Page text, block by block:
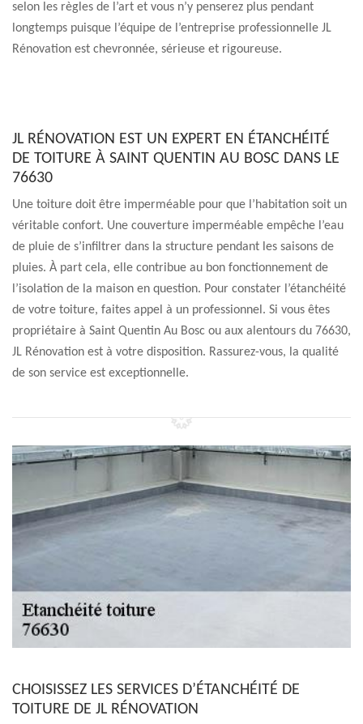
selon les règles de l’art et vous n’y penserez plus pendant
longtemps puisque l’équipe de l’entreprise professionnelle JL
Rénovation est chevronnée, sérieuse et rigoureuse.
JL RÉNOVATION EST UN EXPERT EN ÉTANCHÉITÉ
DE TOITURE À SAINT QUENTIN AU BOSC DANS LE
76630
Une toiture doit être imperméable pour que l’habitation soit un
véritable confort. Une couverture imperméable empêche l’eau
de pluie de s’infiltrer dans la structure pendant les saisons de
pluies. À part cela, elle contribue au bon fonctionnement de
l’isolation de la maison en question. Pour constater l’étanchéité
de votre toiture, faites appel à un professionnel. Si vous êtes
propriétaire à Saint Quentin Au Bosc ou aux alentours du 76630,
JL Rénovation est à votre disposition. Rassurez-vous, la qualité
de son service est exceptionnelle.
CHOISISSEZ LES SERVICES D’ÉTANCHÉITÉ DE
TOITURE DE JL RÉNOVATION